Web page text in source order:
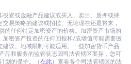
资或金融产品建议或买入、卖出、质押或持
易策略的建议或招揽。无论现在还是将来，
的任何特定加密资产的价格。加密资产市场的
加密资产投资的任何回报和/或增值可能需要缴
议。地域限制可能适用。一些加密货币产品
品和服务的监管状态因司法管辖区而异，您可
划的保护。（在此）查看各个司法管辖区的法